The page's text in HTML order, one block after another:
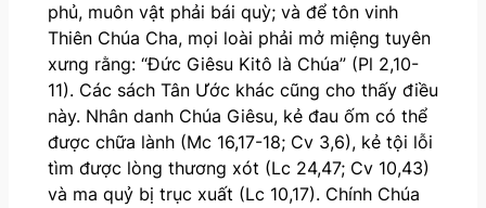
phủ, muôn vật phải bái quỳ; và để tôn vinh
Thiên Chúa Cha, mọi loài phải mở miệng tuyên
xưng rằng: “Đức Giêsu Kitô là Chúa” (Pl 2,10-
11). Các sách Tân Ước khác cũng cho thấy điều
này. Nhân danh Chúa Giêsu, kẻ đau ốm có thể
được chữa lành (Mc 16,17-18; Cv 3,6), kẻ tội lỗi
tìm được lòng thương xót (Lc 24,47; Cv 10,43)
và ma quỷ bị trục xuất (Lc 10,17). Chính Chúa